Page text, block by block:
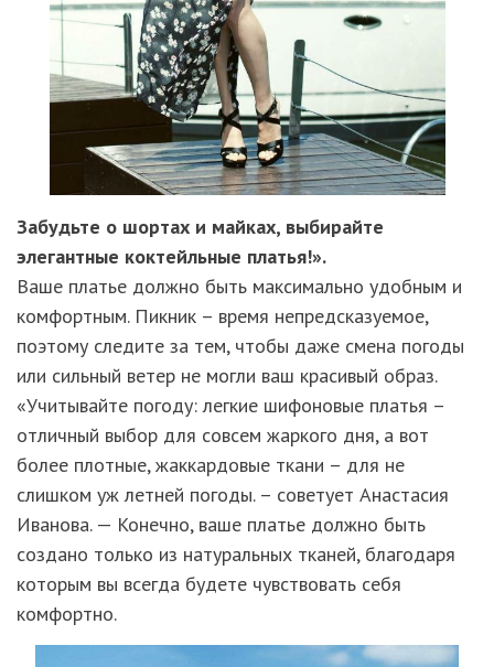
Забудьте о шортах и майках, выбирайте
элегантные коктейльные платья!».
Ваше платье должно быть максимально удобным и
комфортным. Пикник – время непредсказуемое,
поэтому следите за тем, чтобы даже смена погоды
или сильный ветер не могли ваш красивый образ.
«Учитывайте погоду: легкие шифоновые платья –
отличный выбор для совсем жаркого дня, а вот
более плотные, жаккардовые ткани – для не
слишком уж летней погоды. – советует Анастасия
Иванова. — Конечно, ваше платье должно быть
создано только из натуральных тканей, благодаря
которым вы всегда будете чувствовать себя
комфортно.